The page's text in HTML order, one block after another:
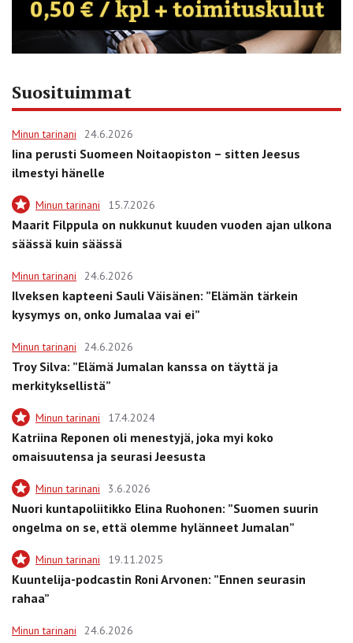
Suosituimmat
Minun tarinani 24.6.2026
Iina perusti Suomeen Noitaopiston – sitten Jeesus
ilmestyi hänelle
Minun tarinani 15.7.2026
Maarit Filppula on nukkunut kuuden vuoden ajan ulkona
säässä kuin säässä
Minun tarinani 24.6.2026
Ilveksen kapteeni Sauli Väisänen: ”Elämän tärkein
kysymys on, onko Jumalaa vai ei”
Minun tarinani 24.6.2026
Troy Silva: ”Elämä Jumalan kanssa on täyttä ja
merkityksellistä”
Minun tarinani 17.4.2024
Katriina Reponen oli menestyjä, joka myi koko
omaisuutensa ja seurasi Jeesusta
Minun tarinani 3.6.2026
Nuori kuntapoliitikko Elina Ruohonen: ”Suomen suurin
ongelma on se, että olemme hylänneet Jumalan”
Minun tarinani 19.11.2025
Kuuntelija-podcastin Roni Arvonen: ”Ennen seurasin
rahaa”
Minun tarinani 24.6.2026